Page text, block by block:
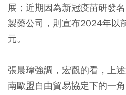
展；近期因為新冠疫苗研發
製藥公司，則宣布2024年以
元。
張晨瑋強調，宏觀的看，上
南歐盟自由貿易協定下的一